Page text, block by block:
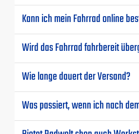
Kann ich mein Fahrrad online
Wird das Fahrrad fahrbereit
Wie lange dauert der Versand?
Was passiert, wenn ich nach